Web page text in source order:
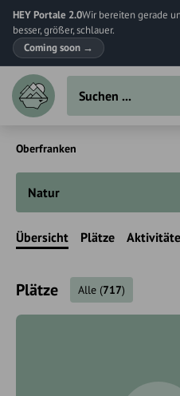
HEY Portale 2.0Wir bereiten gerade
besser, größer, schlauer.
Coming soon →
Oberfranken
Natur
Übersicht Plätze
Plätze Alle (717)